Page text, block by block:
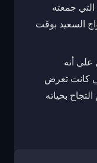
جمعته
السعيد بوقت
أنه
كانت تعرض
بحياته